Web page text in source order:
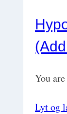
You
Lyt og